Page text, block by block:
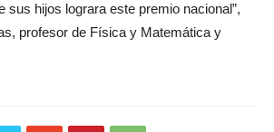
sus hijos lograra este premio nacional”,
profesor de Física y Matemática y